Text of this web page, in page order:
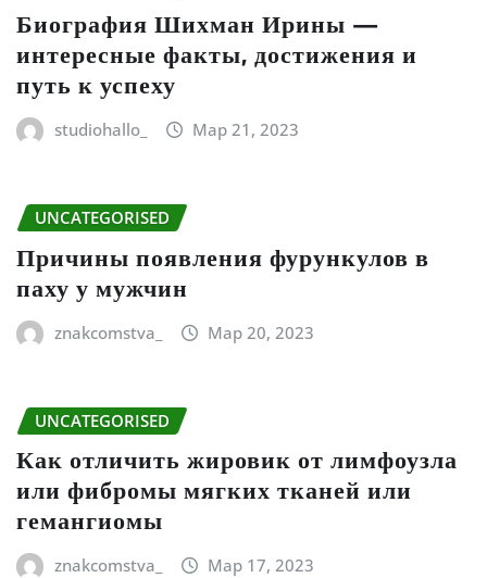
Биография Шихман Ирины —
интересные факты, достижения и
путь к успеху
studiohallo_ Мар 21, 2023
UNCATEGORISED
Причины появления фурункулов в
паху у мужчин
znakcomstva_ Мар 20, 2023
UNCATEGORISED
Как отличить жировик от лимфоузла
или фибромы мягких тканей или
гемангиомы
znakcomstva_ Мар 17, 2023